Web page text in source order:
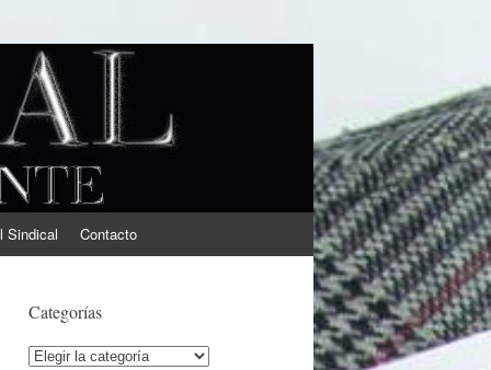
Sindical Contacto
Categorías
Categorías